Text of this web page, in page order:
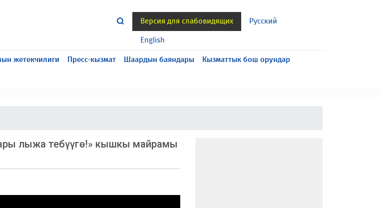
Версия для слабовидящих Русский
English
жетекчилиги Пресс-кызмат Шаардын баяндары Кызматтык бош орундар
лыжа тебүүгө!» кышкы майрамы